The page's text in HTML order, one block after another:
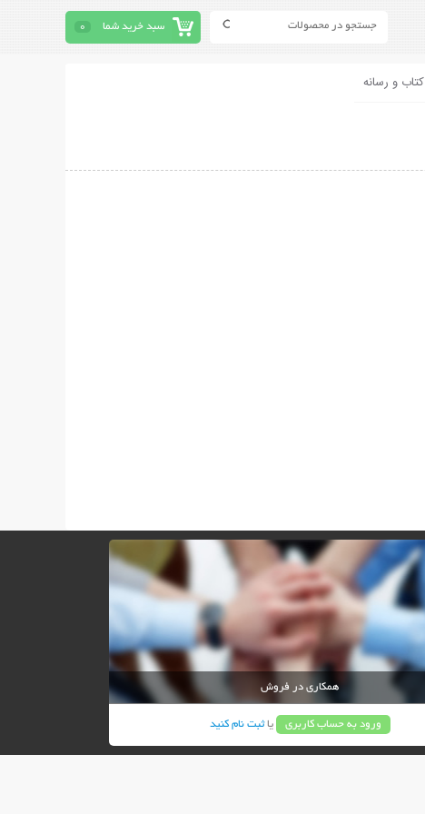
سبد خرید شما 0
کتاب و رسانه
همکاری در فروش
ورود به حساب کاربری یاثبت نام کنید